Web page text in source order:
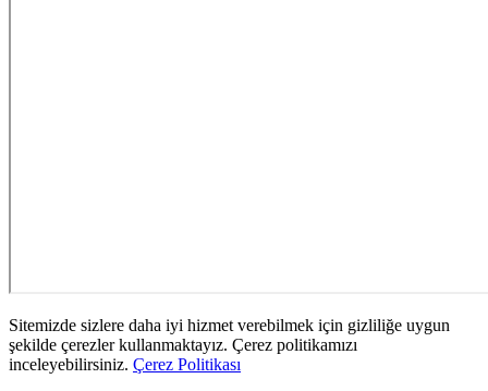
Sitemizde sizlere daha iyi hizmet verebilmek için gizliliğe uygun
şekilde çerezler kullanmaktayız. Çerez politikamızı
inceleyebilirsiniz. Çerez Politikası